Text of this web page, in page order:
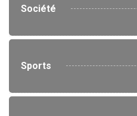
Société
Sports